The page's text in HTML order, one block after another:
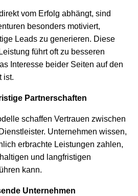
vom Erfolg abhängt, sind
besonders motiviert,
Leads zu generieren. Diese
führt oft zu besseren
Interesse beider Seiten auf den
ist.
Partnerschaften
schaffen Vertrauen zwischen
Unternehmen wissen,
erbrachte Leistungen zahlen,
und langfristigen
kann.
Unternehmen